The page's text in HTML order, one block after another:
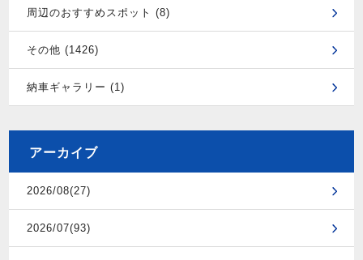
周辺のおすすめスポット (8)
その他 (1426)
納車ギャラリー (1)
アーカイブ
2026/08(27)
2026/07(93)